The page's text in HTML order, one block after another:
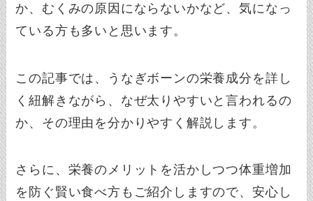
か、むくみの原因にならないかなど、気になっ
ている方も多いと思います。
この記事では、うなぎボーンの栄養成分を詳し
く紐解きながら、なぜ太りやすいと言われるの
か、その理由を分かりやすく解説します。
さらに、栄養のメリットを活かしつつ体重増加
を防ぐ賢い食べ方もご紹介しますので、安心し